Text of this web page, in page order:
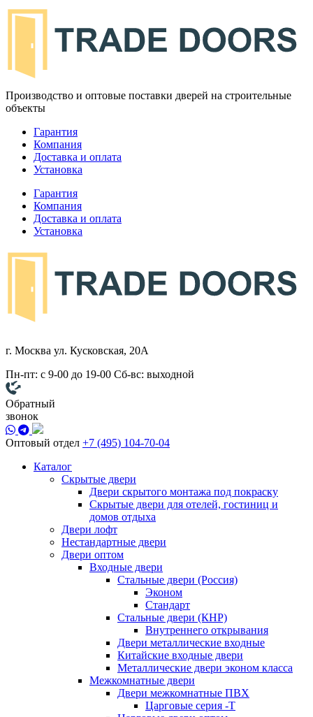
Производство и оптовые поставки дверей на строительные
объекты
Гарантия
Компания
Доставка и оплата
Установка
Гарантия
Компания
Доставка и оплата
Установка
г. Москва ул. Кусковская, 20А
Пн-пт: с 9-00 до 19-00 Сб-вс: выходной
Обратный
звонок
Оптовый отдел +7 (495) 104-70-04
Каталог
Скрытые двери
Двери скрытого монтажа под покраску
Скрытые двери для отелей, гостиниц и
домов отдыха
Двери лофт
Нестандартные двери
Двери оптом
Входные двери
Стальные двери (Россия)
Эконом
Стандарт
Стальные двери (КНР)
Внутреннего открывания
Двери металлические входные
Китайские входные двери
Металлические двери эконом класса
Межкомнатные двери
Двери межкомнатные ПВХ
Царговые серия -Т